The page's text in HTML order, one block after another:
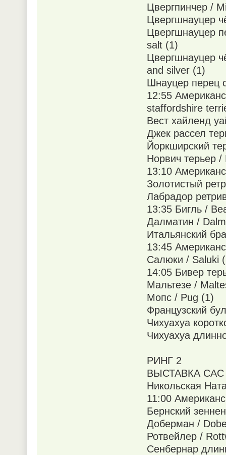
Цвергпинчер /
Цвергшнауцер
Цвергшнауцер
salt (1)
Цвергшнауцер
and silver (1)
Шнауцер перец
12:55
staffordshire
Вест хайленд
Джек рассел
Йоркширский
Норвич терьер
13:10
Золотистый
Лабрадор
13:35 Бигль /
Далматин /
Итальянский
13:45
Салюки / Saluki
14:05 Бивер
Мальтезе /
Мопс / Pug (1)
Французский
Чихуахуа
Чихуахуа
РИНГ 2
ВЫСТАВКА САС
Никольская
11:00
Бернский
Доберман /
Ротвейлер /
Сенбернар